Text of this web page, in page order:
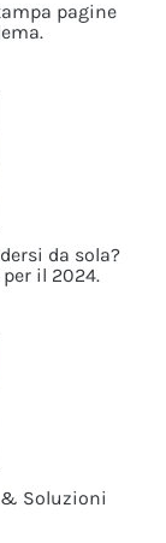
pagine
da sola?
il 2024.
Soluzioni